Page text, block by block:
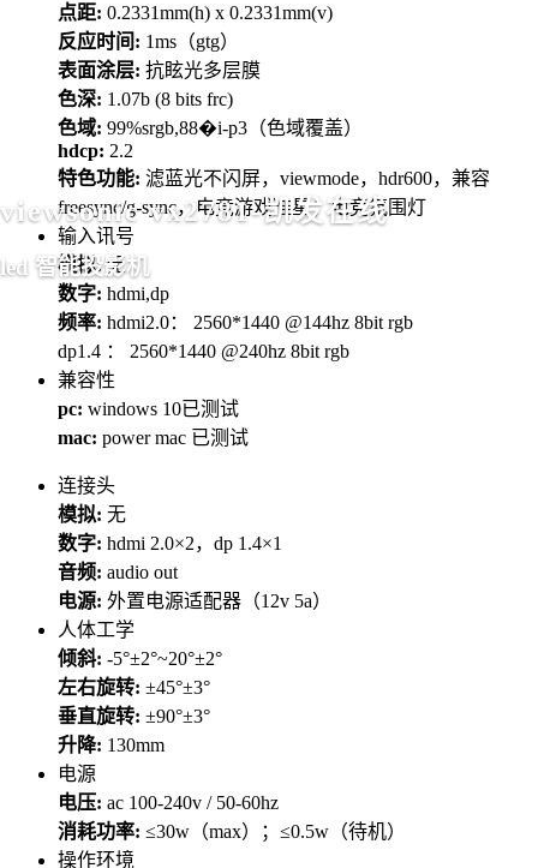
viewsonic vx2781-凯发在线
led 智能投影机
点距: 0.2331mm(h) x 0.2331mm(v)
反应时间: 1ms（gtg）
表面涂层: 抗眩光多层膜
色深: 1.07b (8 bits frc)
色域: 99%srgb,88�i-p3（色域覆盖）
hdcp: 2.2
特色功能: 滤蓝光不闪屏，viewmode，hdr600，兼容
freesync/g-sync，电竞游戏准星；电竞氛围灯
输入讯号
模拟:无
数字: hdmi,dp
频率: hdmi2.0： 2560*1440 @144hz 8bit rgb
dp1.4 ： 2560*1440 @240hz 8bit rgb
兼容性
pc: windows 10已测试
mac: power mac 已测试
连接头
模拟: 无
数字: hdmi 2.0×2，dp 1.4×1
音频: audio out
电源: 外置电源适配器（12v 5a）
人体工学
倾斜: -5°±2°~20°±2°
左右旋转: ±45°±3°
垂直旋转: ±90°±3°
升降: 130mm
电源
电压: ac 100-240v / 50-60hz
消耗功率: ≤30w（max）；≤0.5w（待机）
操作环境